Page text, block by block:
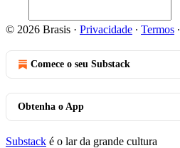
© 2026 Brasis · Privacidade ∙ Termos ∙
Comece o seu Substack
Obtenha o App
Substack é o lar da grande cultura